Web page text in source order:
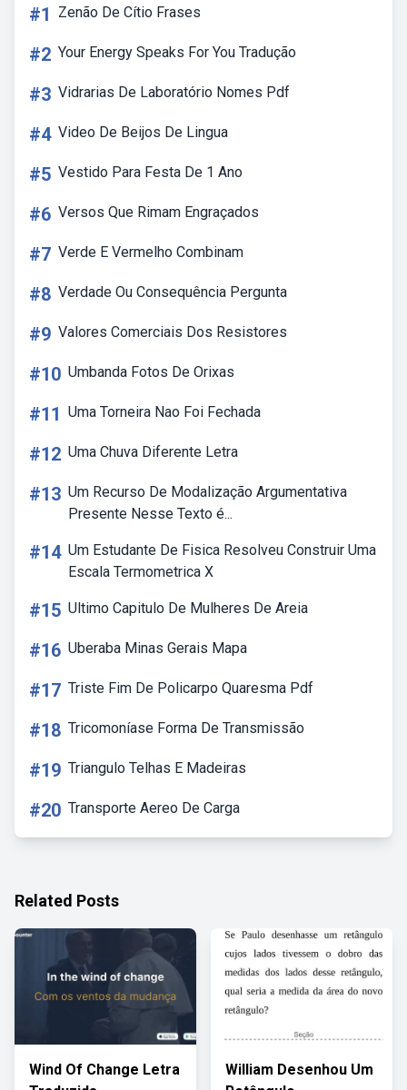
#1 Zenão De Cítio Frases
#2 Your Energy Speaks For You Tradução
#3 Vidrarias De Laboratório Nomes Pdf
#4 Video De Beijos De Lingua
#5 Vestido Para Festa De 1 Ano
#6 Versos Que Rimam Engraçados
#7 Verde E Vermelho Combinam
#8 Verdade Ou Consequência Pergunta
#9 Valores Comerciais Dos Resistores
#10 Umbanda Fotos De Orixas
#11 Uma Torneira Nao Foi Fechada
#12 Uma Chuva Diferente Letra
#13 Um Recurso De Modalização Argumentativa
Presente Nesse Texto é...
#14 Um Estudante De Fisica Resolveu Construir Uma
Escala Termometrica X
#15 Ultimo Capitulo De Mulheres De Areia
#16 Uberaba Minas Gerais Mapa
#17 Triste Fim De Policarpo Quaresma Pdf
#18 Tricomoníase Forma De Transmissão
#19 Triangulo Telhas E Madeiras
#20 Transporte Aereo De Carga
Related Posts
Wind Of Change Letra
William Desenhou Um